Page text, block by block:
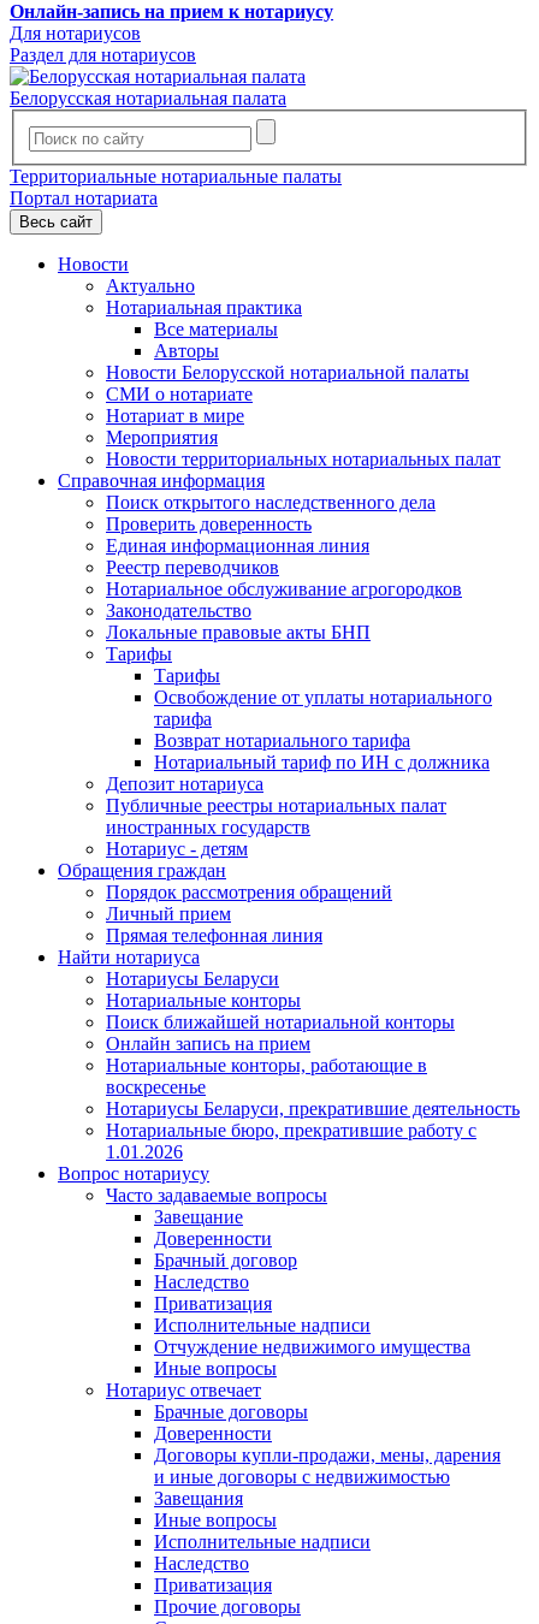
Онлайн-запись на прием к нотариусу
Для нотариусов
Раздел для нотариусов
Белорусская нотариальная палата
Территориальные нотариальные палаты
Портал нотариата
Весь сайт
Новости
Актуально
Нотариальная практика
Все материалы
Авторы
Новости Белорусской нотариальной палаты
СМИ о нотариате
Нотариат в мире
Мероприятия
Новости территориальных нотариальных палат
Справочная информация
Поиск открытого наследственного дела
Проверить доверенность
Единая информационная линия
Реестр переводчиков
Нотариальное обслуживание агрогородков
Законодательство
Локальные правовые акты БНП
Тарифы
Тарифы
Освобождение от уплаты нотариального
тарифа
Возврат нотариального тарифа
Нотариальный тариф по ИН с должника
Депозит нотариуса
Публичные реестры нотариальных палат
иностранных государств
Нотариус - детям
Обращения граждан
Порядок рассмотрения обращений
Личный прием
Прямая телефонная линия
Найти нотариуса
Нотариусы Беларуси
Нотариальные конторы
Поиск ближайшей нотариальной конторы
Онлайн запись на прием
Нотариальные конторы, работающие в
воскресенье
Нотариусы Беларуси, прекратившие деятельность
Нотариальные бюро, прекратившие работу с
1.01.2026
Вопрос нотариусу
Часто задаваемые вопросы
Завещание
Доверенности
Брачный договор
Наследство
Приватизация
Исполнительные надписи
Отчуждение недвижимого имущества
Иные вопросы
Нотариус отвечает
Брачные договоры
Доверенности
Договоры купли-продажи, мены, дарения
и иные договоры с недвижимостью
Завещания
Иные вопросы
Исполнительные надписи
Наследство
Приватизация
Прочие договоры